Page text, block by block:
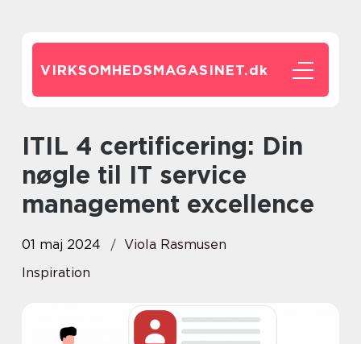
VIRKSOMHEDSMAGASINET.dk
ITIL 4 certificering: Din
nøgle til IT service
management excellence
01 maj 2024
Viola Rasmusen
Inspiration